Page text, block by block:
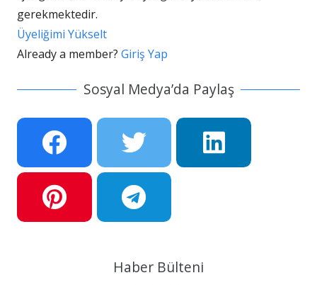
gerekmektedir.
Üyeliğimi Yükselt
Already a member? Giriş Yap
Sosyal Medya’da Paylaş
Haber Bülteni